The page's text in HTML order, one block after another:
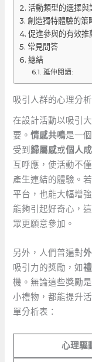
活動類型的選擇與
創造獨特體驗的策
促進參與的有效推
常見問答
總結
延伸閱讀:
吸引人群的心理分析
在設計活動以吸引
要。情感共鳴是一
受到 歸屬感或個人
互呼應，使活動不
產生連結的體驗。
平台，也能大幅增
能夠引起好奇心，
眾更願意參加。
另外，人們普遍對
吸引力的獎勵，如
機。無論這些獎勵
小禮物，都能提升
單分析表：
心理驅